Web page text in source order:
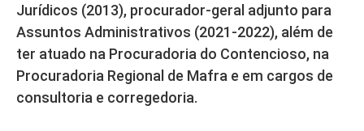
Jurídicos (2013), procurador-geral adjunto para
Assuntos Administrativos (2021-2022), além de
ter atuado na Procuradoria do Contencioso, na
Procuradoria Regional de Mafra e em cargos de
consultoria e corregedoria.